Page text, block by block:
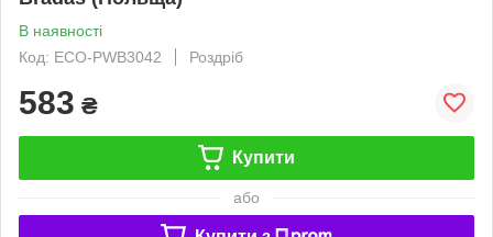
В наявності
Код: ECO-PWB3042
Роздріб
583 ₴
Купити
або